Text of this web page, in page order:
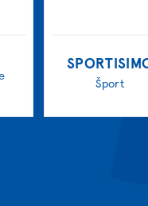
Šport